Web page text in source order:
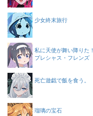
少女終末旅行
私に天使が舞い降りた！
プレシャス・フレンズ
死亡遊戯で飯を食う。
瑠璃の宝石